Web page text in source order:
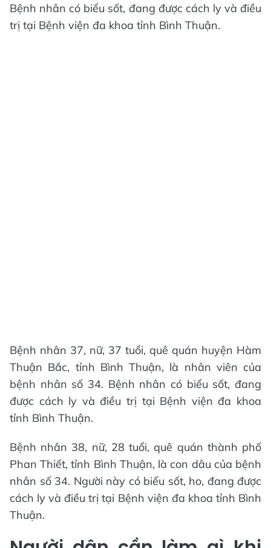
Bệnh nhân có biểu sốt, đang được cách ly và điều
trị tại Bệnh viện đa khoa tỉnh Bình Thuận.
Bệnh nhân 37, nữ, 37 tuổi, quê quán huyện Hàm
Thuận Bắc, tỉnh Bình Thuận, là nhân viên của
bệnh nhân số 34. Bệnh nhân có biểu sốt, đang
được cách ly và điều trị tại Bệnh viện đa khoa
tỉnh Bình Thuận.
Bệnh nhân 38, nữ, 28 tuổi, quê quán thành phố
Phan Thiết, tỉnh Bình Thuận, là con dâu của bệnh
nhân số 34. Người này có biểu sốt, ho, đang được
cách ly và điều trị tại Bệnh viện đa khoa tỉnh Bình
Thuận.